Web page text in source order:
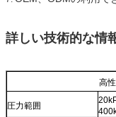
詳しい技術的な情
高
圧力範囲